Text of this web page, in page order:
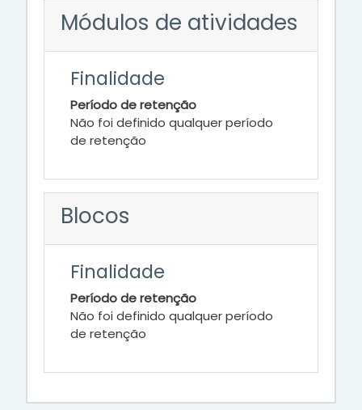
Módulos de atividades
Finalidade
Período de retenção
Não foi definido qualquer período
de retenção
Blocos
Finalidade
Período de retenção
Não foi definido qualquer período
de retenção